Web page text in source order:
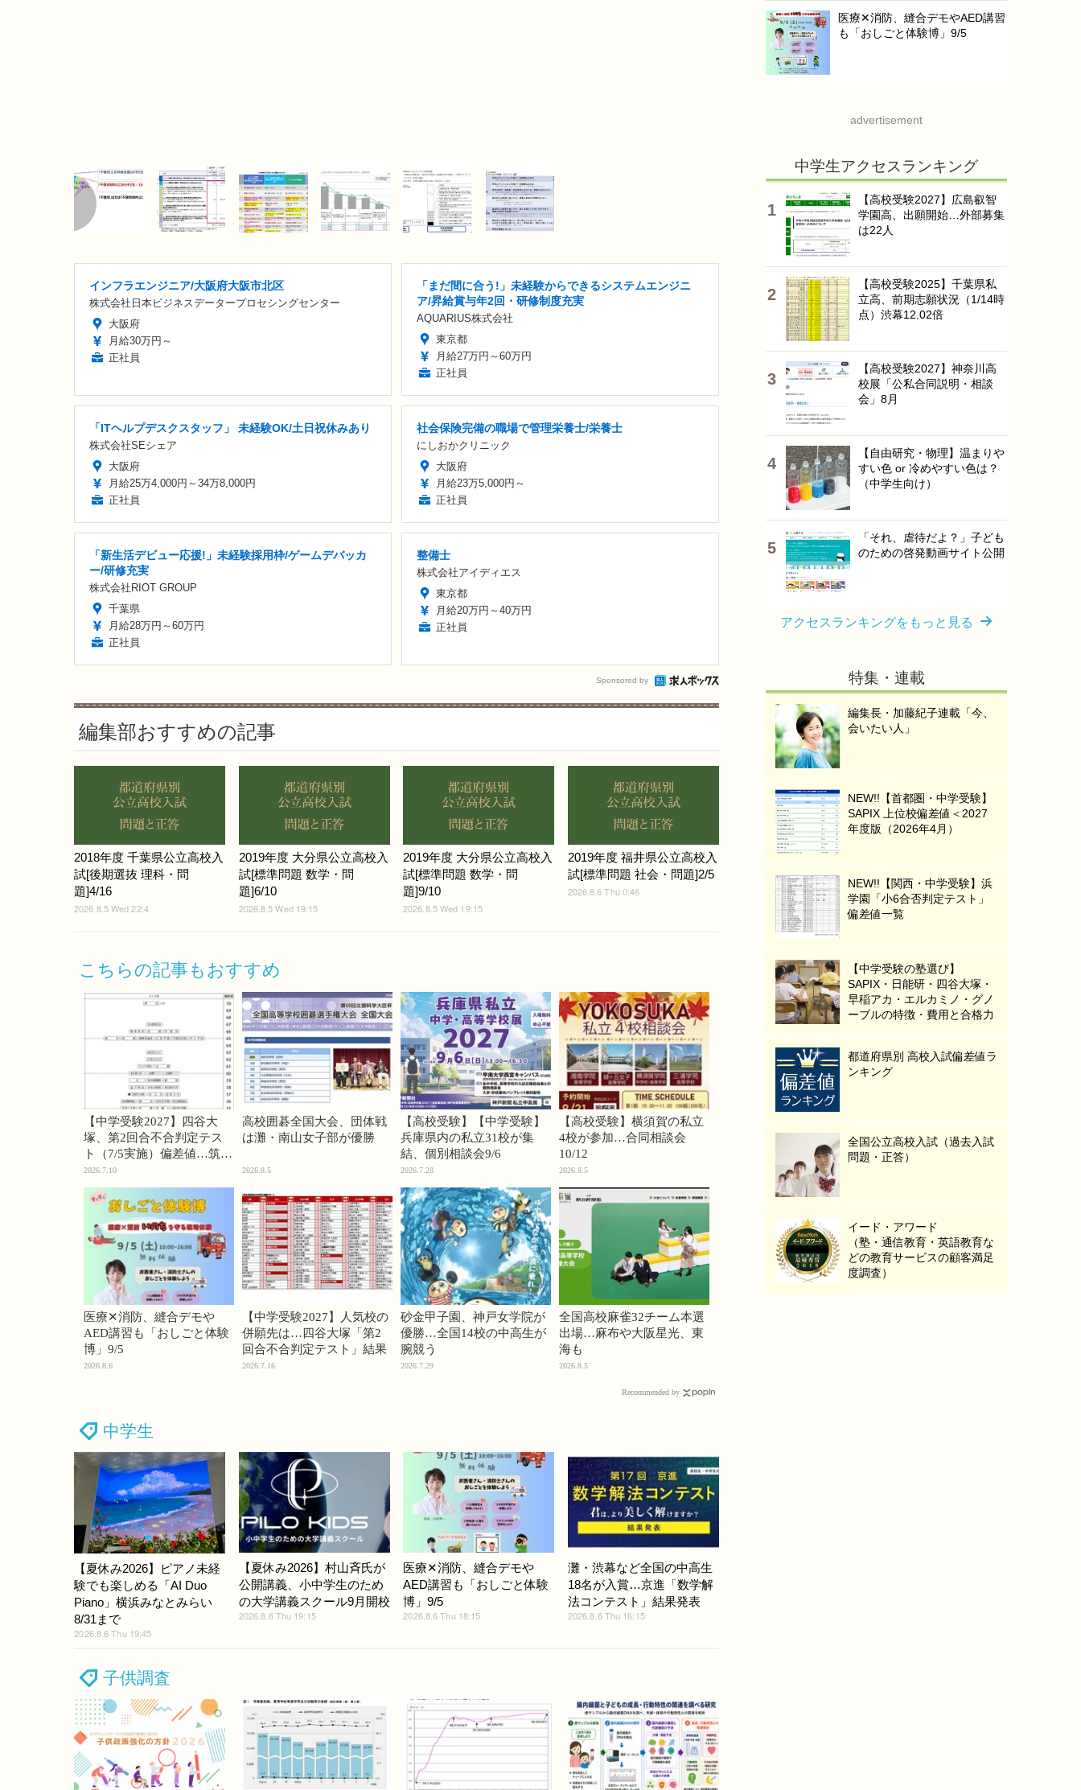
インフラエンジニア/大阪府大阪市北区
株式会社日本ビジネスデータープロセシングセンター
大阪府
月給30万円～
正社員
「まだ間に合う!」未経験からできるシステムエンジニ
ア/昇給賞与年2回・研修制度充実
AQUARIUS株式会社
東京都
月給27万円～60万円
正社員
「ITヘルプデスクスタッフ」 未経験OK/土日祝休みあり
株式会社SEシェア
大阪府
月給25万4,000円～34万8,000円
正社員
社会保険完備の職場で管理栄養士/栄養士
にしおかクリニック
大阪府
月給23万5,000円～
正社員
「新生活デビュー応援!」未経験採用枠/ゲームデバッカ
ー/研修充実
株式会社RIOT GROUP
千葉県
月給28万円～60万円
正社員
整備士
株式会社アイディエス
東京都
月給20万円～40万円
正社員
Sponsored by
編集部おすすめの記事
2018年度 千葉県公立高校入
試[後期選抜 理科・問
題]4/16
2026.8.5 Wed 22:4
2019年度 大分県公立高校入
試[標準問題 数学・問
題]6/10
2026.8.5 Wed 19:15
2019年度 大分県公立高校入
試[標準問題 数学・問
題]9/10
2026.8.5 Wed 19:15
2019年度 福井県公立高校入
試[標準問題 社会・問題]2/5
2026.8.6 Thu 0:46
こちらの記事もおすすめ
【中学受験2027】四谷大
塚、第2回合不合判定テス
ト（7/5実施）偏差値…筑駒
74・桜蔭70＜PR＞
2026.7.10
高校囲碁全国大会、団体戦
は灘・南山女子部が優勝
2026.8.5
【高校受験】【中学受験】
兵庫県内の私立31校が集
結、個別相談会9/6
2026.7.28
【高校受験】横須賀の私立
4校が参加…合同相談会
10/12
2026.8.5
医療✕消防、縫合デモや
AED講習も「おしごと体験
博」9/5
2026.8.6
【中学受験2027】人気校の
併願先は…四谷大塚「第2
回合不合判定テスト」結果
2026.7.16
砂金甲子園、神戸女学院が
優勝…全国14校の中高生が
腕競う
2026.7.29
全国高校麻雀32チーム本選
出場…麻布や大阪星光、東
海も
2026.8.5
Recommended by
中学生
【夏休み2026】ピアノ未経
験でも楽しめる「AI Duo
Piano」横浜みなとみらい
8/31まで
2026.8.6 Thu 19:45
【夏休み2026】村山斉氏が
公開講義、小中学生のため
の大学講義スクール9月開校
2026.8.6 Thu 19:15
医療✕消防、縫合デモや
AED講習も「おしごと体験
博」9/5
2026.8.6 Thu 18:15
灘・渋幕など全国の中高生
18名が入賞…京進「数学解
法コンテスト」結果発表
2026.8.6 Thu 16:15
子供調査
医療✕消防、縫合デモやAED講習
も「おしごと体験博」9/5
advertisement
中学生アクセスランキング
【高校受験2027】広島叡智
学園高、出願開始…外部募集
は22人
【高校受験2025】千葉県私
立高、前期志願状況（1/14時
点）渋幕12.02倍
【高校受験2027】神奈川高
校展「公私合同説明・相談
会」8月
【自由研究・物理】温まりや
すい色 or 冷めやすい色は？
（中学生向け）
「それ、虐待だよ？」子ども
のための啓発動画サイト公開
アクセスランキングをもっと見る
特集・連載
編集長・加藤紀子連載「今、
会いたい人」
NEW!!【首都圏・中学受験】
SAPIX 上位校偏差値＜2027
年度版（2026年4月）
NEW!!【関西・中学受験】浜
学園「小6合否判定テスト」
偏差値一覧
【中学受験の塾選び】
SAPIX・日能研・四谷大塚・
早稲アカ・エルカミノ・グノ
ーブルの特徴・費用と合格力
都道府県別 高校入試偏差値ラ
ンキング
全国公立高校入試（過去入試
問題・正答）
イード・アワード
（塾・通信教育・英語教育な
どの教育サービスの顧客満足
度調査）